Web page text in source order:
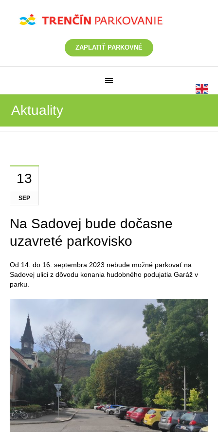
ZAPLATIŤ PARKOVNÉ
Aktuality
13
SEP
Na Sadovej bude dočasne
uzavreté parkovisko
Od 14. do 16. septembra 2023 nebude možné parkovať na
Sadovej ulici z dôvodu konania hudobného podujatia Garáž v
parku.